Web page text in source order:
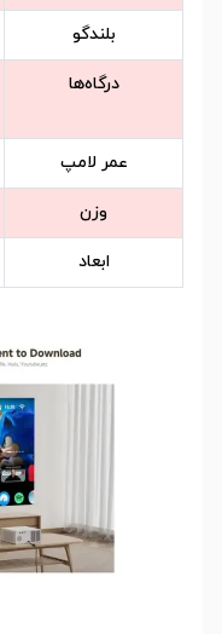
بلندگو
درگاه‌ها
عمر لامپ
وزن
ابعاد